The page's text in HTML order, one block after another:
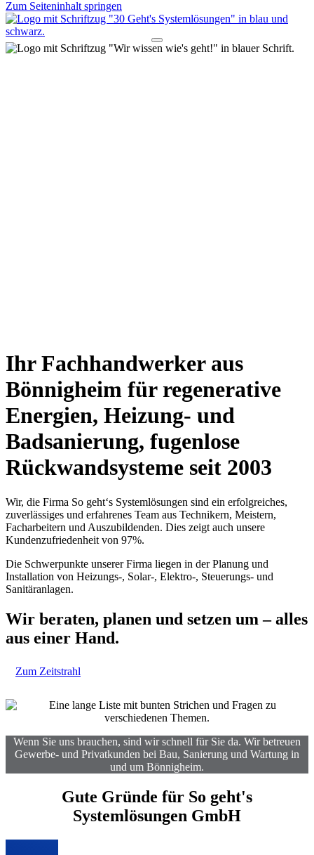
Zum Seiteninhalt springen
Ihr Fachhandwerker aus
Bönnigheim für regenerative
Energien, Heizung- und
Badsanierung, fugenlose
Rückwandsysteme seit 2003
Wir, die Firma So geht‘s Systemlösungen sind ein erfolgreiches,
zuverlässiges und erfahrenes Team aus Technikern, Meistern,
Facharbeitern und Auszubildenden. Dies zeigt auch unsere
Kundenzufriedenheit von 97%.
Die Schwerpunkte unserer Firma liegen in der Planung und
Installation von Heizungs-, Solar-, Elektro-, Steuerungs- und
Sanitäranlagen.
Wir beraten, planen und setzen um – alles
aus einer Hand.
Zum Zeitstrahl
Wenn Sie uns brauchen, sind wir schnell für Sie da. Wir betreuen
Gewerbe- und Privatkunden bei Bau, Sanierung und Wartung in
und um Bönnigheim.
Gute Gründe für So geht's
Systemlösungen GmbH